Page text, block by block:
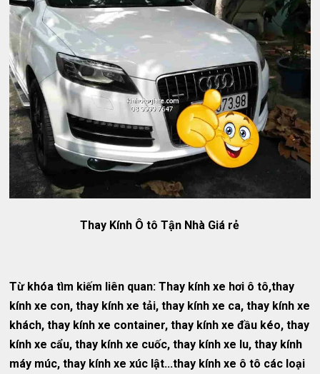
Thay Kính Ô tô Tận Nhà Giá rẻ
Từ khóa tìm kiếm liên quan: Thay kính xe hơi ô tô,thay
kính xe con, thay kính xe tải, thay kính xe ca, thay kính xe
khách, thay kính xe container, thay kính xe đầu kéo, thay
kính xe cẩu, thay kính xe cuốc, thay kính xe lu, thay kính
máy múc, thay kính xe xúc lật...thay kính xe ô tô các loại